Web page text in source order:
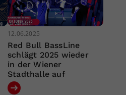
12.06.2025
Red Bull BassLine
schlägt 2025 wieder
in der Wiener
Stadthalle auf